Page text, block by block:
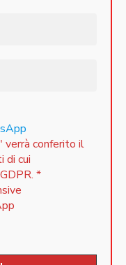
verrà conferito il
di cui
*